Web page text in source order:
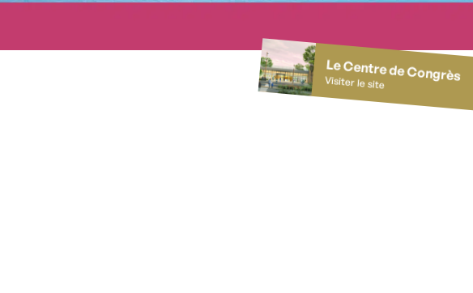
Le Centre de Congrès
Visiter le site